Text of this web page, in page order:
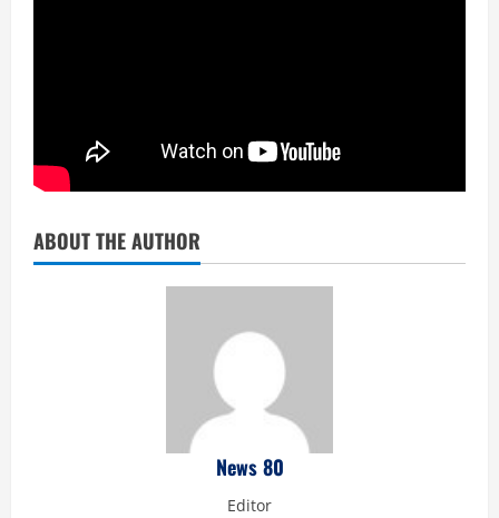
ABOUT THE AUTHOR
News 80
Editor